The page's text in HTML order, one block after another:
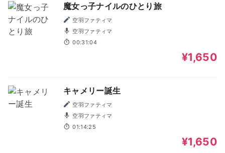
魔女っ子ナイルのひとり旅
空羽ファティマ
空羽ファティマ
00:31:04
¥1,650
キャメリー誕生
空羽ファティマ
空羽ファティマ
01:14:25
¥1,650